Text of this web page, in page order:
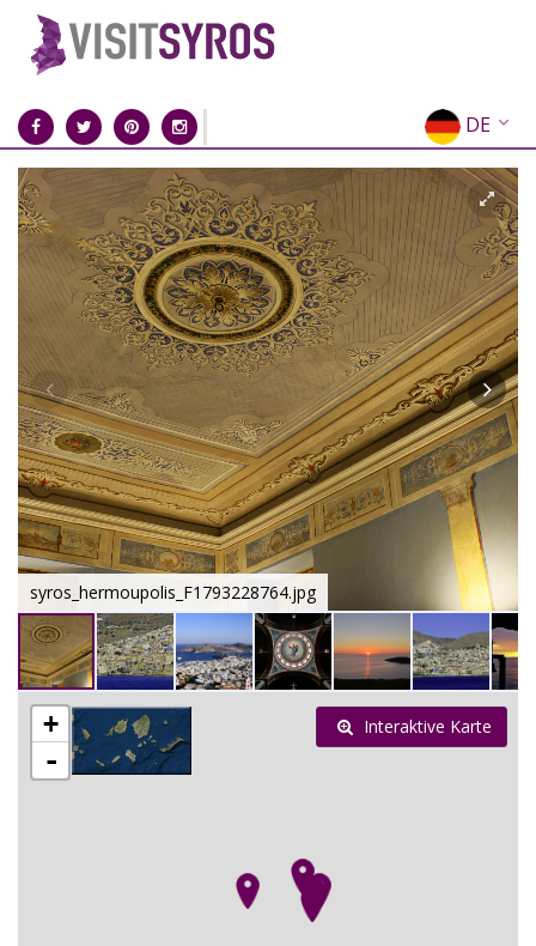
DE
EN
EL
FR
IT
ES
RU
CN
syros_hermoupolis_F1793228764.jpg
+
-
Interaktive Karte